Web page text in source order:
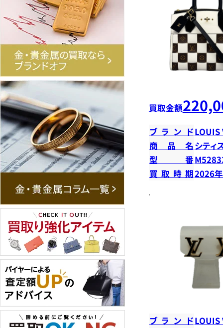
買取金額
ブランドLOUIS
商品名 シティ
型番
買取時期2026
ブランドLOUIS